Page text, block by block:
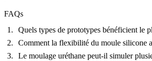
FAQs
Quels types de prototypes bénéficient le
Comment la flexibilité du moule silicone
Le moulage uréthane peut-il simuler